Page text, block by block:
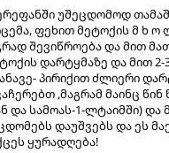
უშეცდომოდ
ფეხით მეტოქის მ ხ
შევიწროება და მით
დარტყმაზე და მით 2-
პირიქით ძლიერი
,მაგრამ მაინც
სამოას-1-ლტაიმში) და
დაუშვებს და ეს
ყურადღება!